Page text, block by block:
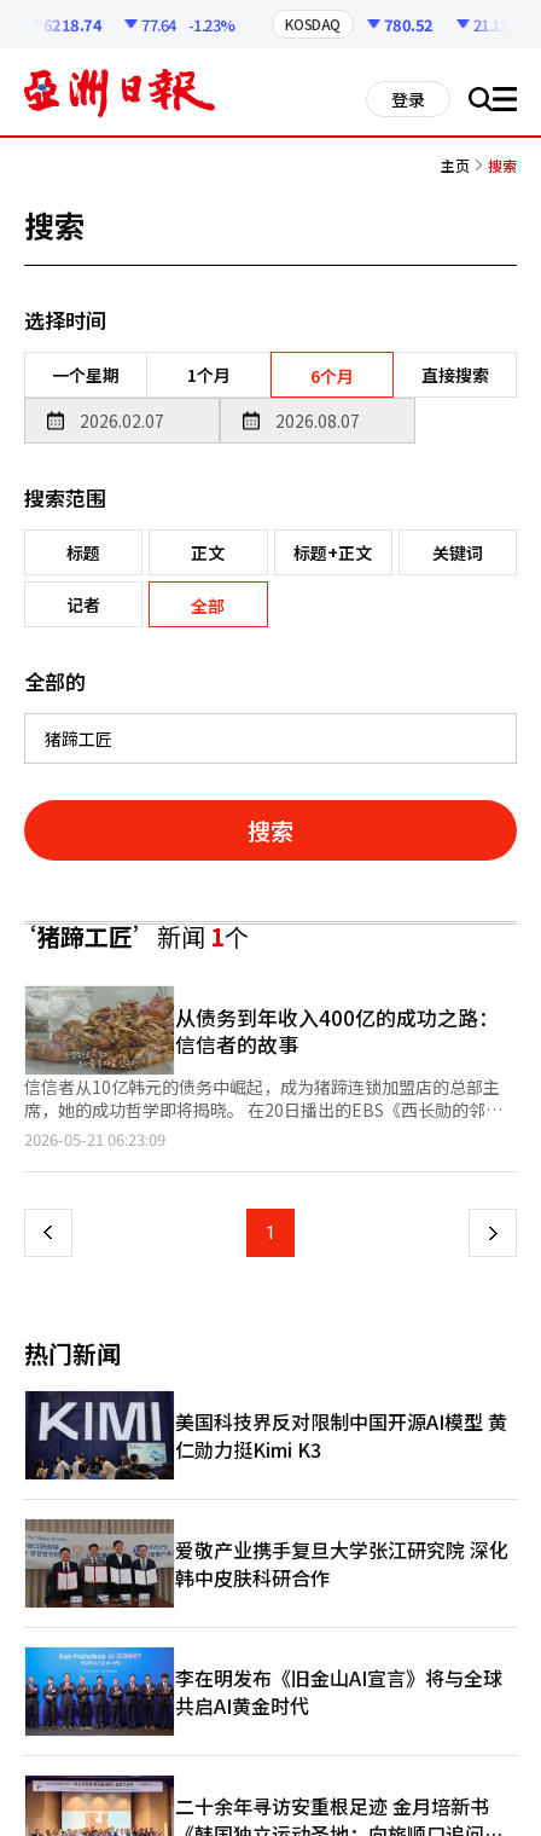
6218.74 77.64 -1.23% KOSDAQ 780.52 21.15
登录 搜 all
主页 搜索
搜索
选择时间
一个星期 1个月 6个月 直接搜索
搜索范围
标题 正文 标题+正文 关键词
记者 全部
全部的
搜索
‘猪蹄工匠’新闻1个
从债务到年收入400亿的成功之路：
信信者的故事
信信者从10亿韩元的债务中崛起，成为猪蹄连锁加盟店的总部主
席，她的成功哲学即将揭晓。 在20日播出的EBS《西长勋的邻居
百万富翁》中，年收入达到400亿韩元的猪蹄连锁品牌代表信信者
大型“全能工厂”中进行的猪蹄制作全过程，以及这位走过40年专
者最初是该猪蹄连锁的加盟店主，后来成功收购了总部。然而，在
她辉煌的成功背后，曾有过默默忍受泪水的时光。由于丈夫的债务
一句话成为了她重振旗鼓的契机。此后，信信者在全国加盟店中创
下了销售第一的佳绩，最终实现了成为总部老板的逆转。 她的成
功秘诀也引发了关注。当西长勋问道：“作为连锁品牌，食物的味
道没有变化吗？”信信者回应道：“成功的店铺第一要素并不是食
物的味道。”她分享了自己独特的经营哲学，揭示了打动顾客的关
键因素，以及她在现场所体会到的成功公式。 与此同时，西长勋
和张艺媛造访信信者的工厂，参观了猪蹄及不可或缺的泡菜和冬菜
的制作过程。随后，刚煮好的猪蹄、刚腌制的泡菜和清爽的冬菜组
成了一桌丰盛的“猪蹄盛宴”。 在这一过程中，信信者的直言不
讳让所有人感到惊讶。当张艺媛品尝到信信者亲自切的猪蹄后称
赞“刚切的部分太好吃了”，信信者却意外地说：“腻了。”这让
现场气氛一度凝固。对此，张艺媛笑着回应：“第一次听到有人说
吃多了会腻。” 西长勋也表示：“刚煮的猪蹄味道更好。”而信
的代表菜品毫不夸张的“直白风格”增添了不同的趣味。 此次节
目中，向来挑剔的西长勋也被打动。他明确表示：“喜欢猪蹄，但
不喜欢没有嚼劲的。”在品尝了信信者的猪蹄后，他表示：“太好
了。” 随着刚腌制的泡菜加入，反响更加热烈。西长勋说：“这
是我最喜欢的风格。如果能只吃这种泡菜就好了。”他还回忆
起：“从小就只吃拌菜，所以家里总要腌制泡菜。父母常说‘谁生
的这么挑剔’。”这番话引发了现场的阵阵笑声。 对此，信信者
笑着回应：“听到挑剔的人的赞美，我真是无地自容。”拍摄团队
2026-05-21 06:23:09
上
页
1 下
热门新闻
美国科技界反对限制中国开源AI模型 黄
仁勋力挺Kimi K3
爱敬产业携手复旦大学张江研究院 深化
韩中皮肤科研合作
李在明发布《旧金山AI宣言》将与全球
共启AI黄金时代
二十余年寻访安重根足迹 金月培新书